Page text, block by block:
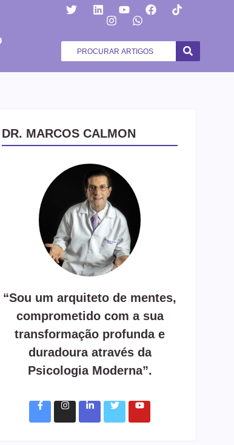
DR. MARCOS CALMON
“Sou um arquiteto de mentes,
comprometido com a sua
transformação profunda e
duradoura através da
Psicologia Moderna”.